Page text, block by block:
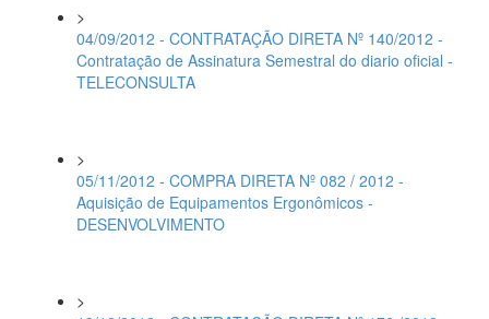
>
04/09/2012 - CONTRATAÇÃO DIRETA Nº 140/2012 -
Contratação de Assinatura Semestral do diario oficial -
TELECONSULTA
>
05/11/2012 - COMPRA DIRETA Nº 082 / 2012 -
Aquisição de Equipamentos Ergonômicos -
DESENVOLVIMENTO
>